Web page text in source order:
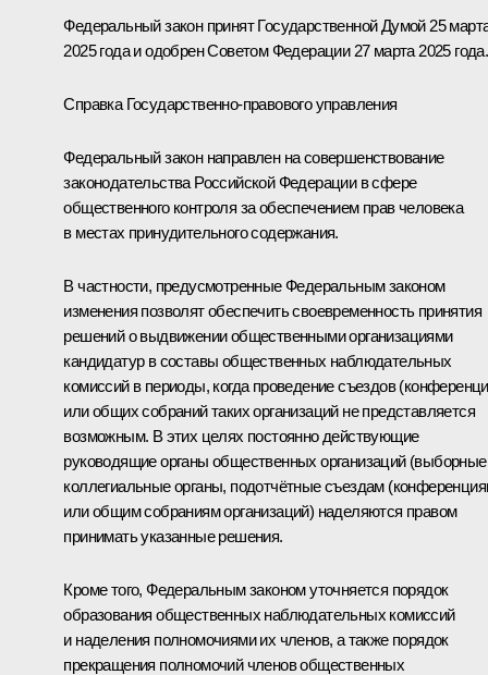
Федеральный закон принят Государственной Думой 25
2025 года и одобрен Советом Федерации 27 марта 2025 года.
Справка Государственно-правового управления
Федеральный закон направлен на совершенствование
законодательства Российской Федерации в сфере
общественного контроля за обеспечением прав человека
в местах принудительного содержания.
В частности, предусмотренные Федеральным законом
изменения позволят обеспечить своевременность принятия
решений о выдвижении общественными организациями
кандидатур в составы общественных наблюдательных
комиссий в периоды, когда проведение съездов
или общих собраний таких организаций не представляется
возможным. В этих целях постоянно действующие
руководящие органы общественных организаций (выборные
коллегиальные органы, подотчётные съездам
или общим собраниям организаций) наделяются правом
принимать указанные решения.
Кроме того, Федеральным законом уточняется порядок
образования общественных наблюдательных комиссий
и наделения полномочиями их членов, а также порядок
прекращения полномочий членов общественных